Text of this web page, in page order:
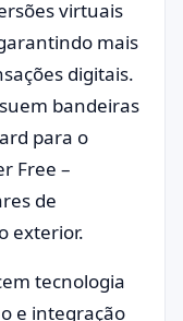
virtuais
mais
digitais.
bandeiras
para o
Free –
de
exterior.
tecnologia
e integração